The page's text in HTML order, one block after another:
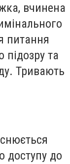
вчинена
питання
та
Тривають
доступу до